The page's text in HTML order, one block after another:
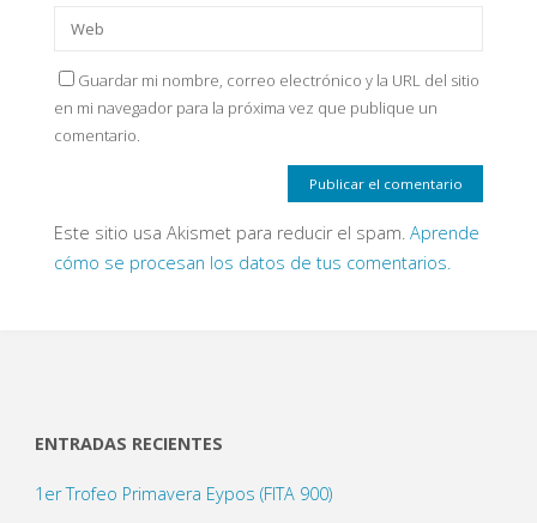
Guardar mi nombre, correo electrónico y la URL del sitio
en mi navegador para la próxima vez que publique un
comentario.
Este sitio usa Akismet para reducir el spam. Aprende
cómo se procesan los datos de tus comentarios.
ENTRADAS RECIENTES
1er Trofeo Primavera Eypos (FITA 900)